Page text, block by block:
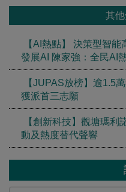
其
【AI熱點】 決策型智
發展AI 陳家強：全民AI
【JUPAS放榜】逾1.5
獲派首三志願
【創新科技】觀塘瑪利
動及熱度替代聲響